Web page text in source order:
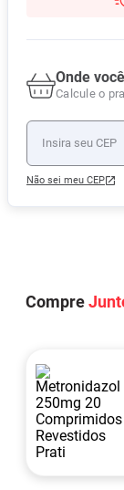
Onde
Calcule o
Não sei meu CEP
Compre